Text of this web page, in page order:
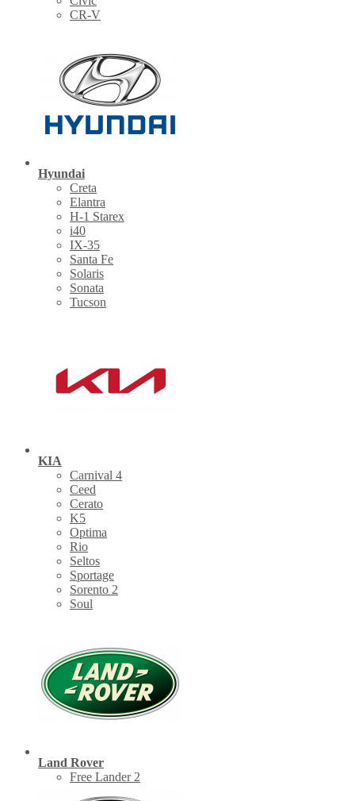
CR-V
Hyundai
Creta
Elantra
H-1 Starex
i40
IX-35
Santa Fe
Solaris
Sonata
Tucson
KIA
Carnival 4
Ceed
Cerato
K5
Optima
Rio
Seltos
Sportage
Sorento 2
Soul
Land Rover
Free Lander 2